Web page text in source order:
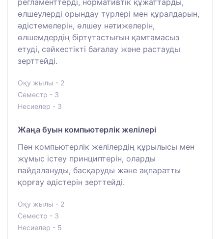
өлшеулерді орындау түрлері мен құралдарын,
әдістемелерін, өлшеу нәтижелерін,
өлшемдердің біртұтастығын қамтамасыз
етуді, сәйкестікті бағалау және растауды
зерттейді.
Оқу жылы - 2
Семестр - 3
Несиелер - 3
Жаңа буын компьютерлік желілері
Пән компьютерлік желілердің құрылысы мен
жұмыс істеу принциптерін, оларды
пайдалануды, басқаруды және ақпаратты
қорғау әдістерін зерттейді.
Оқу жылы - 2
Семестр - 3
Несиелер - 5